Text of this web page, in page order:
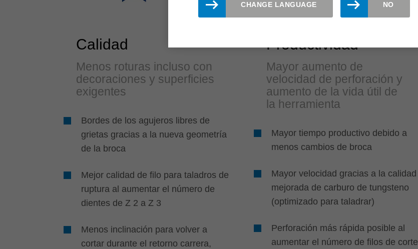
Calidad
Menos roturas incluso con
decoraciones y superficies
exigentes
Bordes de los agujeros libres de
grietas gracias a la nueva geometría
de la broca
Mejor calidad de filo para taladros de
ruptura al aumentar el número de
dientes de Z 2 a Z 3
Menos inclinación para volver a
cortar durante el retorno carrera,
Productividad
Mayor aumento de
velocidad de perforación y
aumento de la vida útil de
la herramienta
Mayor tiempo productivo debido a
menos cambios de broca
Mayor velocidad gracias a la calidad
mejorada de carburo de tungsteno
(optimizado para taladrar)
Perforación más rápida posible al
aumentar el número de filos de corte
CHANGE LANGUAGE NO